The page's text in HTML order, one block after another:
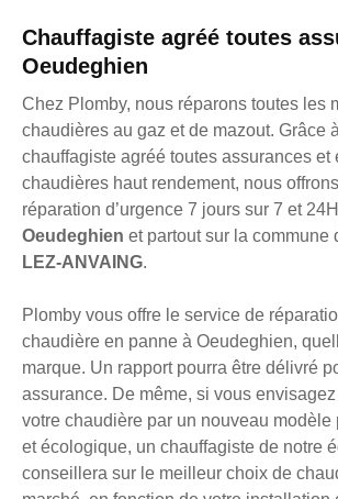
Chauffagiste agréé toutes
Oeudeghien
Chez Plomby, nous réparons toutes les
chaudières au gaz et de mazout. Grâce
chauffagiste agréé toutes assurances et
chaudières haut rendement, nous
réparation d’urgence 7 jours sur 7 et
Oeudeghien et partout sur la commune
LEZ-ANVAING.
Plomby vous offre le service de
chaudière en panne à Oeudeghien,
marque. Un rapport pourra être délivré
assurance. De même, si vous
votre chaudière par un nouveau
et écologique, un chauffagiste de notre
conseillera sur le meilleur choix de